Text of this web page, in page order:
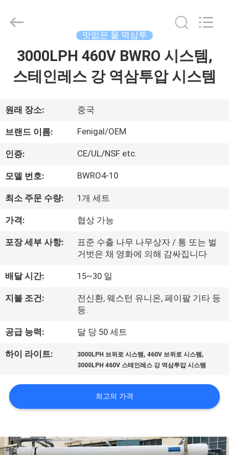
품
우
리
하
여
공
장
여
행
품
질
리
2026
Technology
Rights
맛없은 물 역삼투
3000LPH 460V BWRO 시스템,
스테인레스 강 역삼투압 시스템
원래 장소: 중국
브랜드 이름: Fenigal/OEM
인증: CE/UL/NSF etc.
모델 번호: BWRO4-10
최소 주문 수량: 1개 세트
가격: 협상 가능
포장 세부 사항:
표준 수출 나무 나무상자 / 통 또는 벌
거벗은 채 영화에 의해 감싸집니다
배달 시간: 15~30 일
지불 조건:
전신환, 웨스턴 유니온, 페이팔 기타 등
등.
공급 능력: 달 당 50 세트
하이 라이트: 3000LPH 브위로 시스템 ,460V 브위로 시스템 ,
3000LPH 460V 스테인레스 강 역삼투압 시스템
최고의 가격